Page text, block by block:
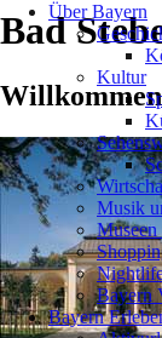
BadÜber Bayern
Kultur
Musik
Bayern
Bayern